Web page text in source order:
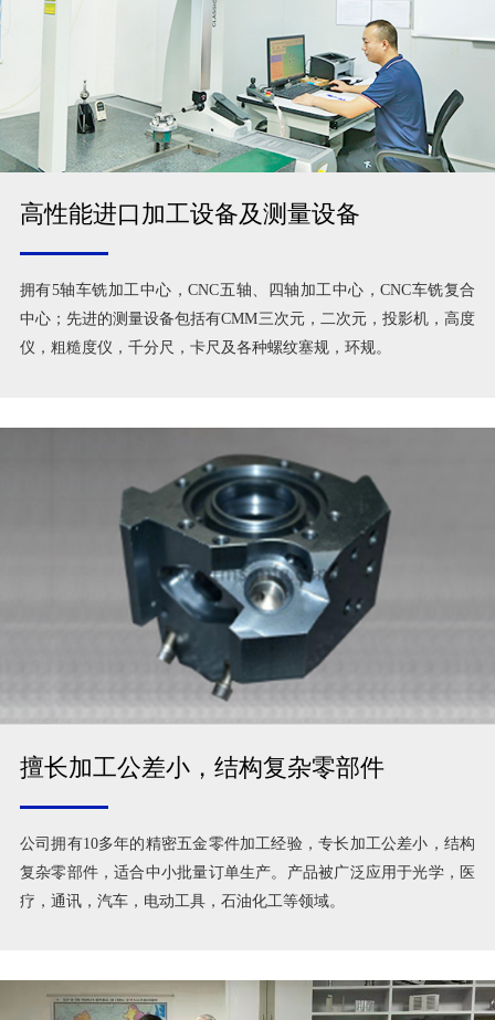
高性能进口加工设备及测量设备
拥有5轴车铣加工中心，CNC五轴、四轴加工中心，CNC车铣复合
中心；先进的测量设备包括有CMM三次元，二次元，投影机，高度
仪，粗糙度仪，千分尺，卡尺及各种螺纹塞规，环规。
擅长加工公差小，结构复杂零部件
公司拥有10多年的精密五金零件加工经验，专长加工公差小，结构
复杂零部件，适合中小批量订单生产。产品被广泛应用于光学，医
疗，通讯，汽车，电动工具，石油化工等领域。